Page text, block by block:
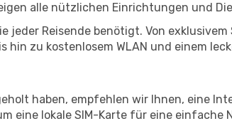
alle nützlichen Einrichtungen und
Reisende benötigt. Von
zu kostenlosem WLAN und einem
haben, empfehlen wir Ihnen, eine
eine lokale SIM-Karte für eine einfache